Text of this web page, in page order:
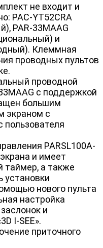
не входит и
PAC-YT52CRA
PAR-33MAAG
и
Клеммная
проводных пультов
проводной
с поддержкой
большим
экраном с
пользователя
PARSL100A-
и имеет
таймер, а также
установки
нового пульта
настройка
и
I-SEE».
приточного